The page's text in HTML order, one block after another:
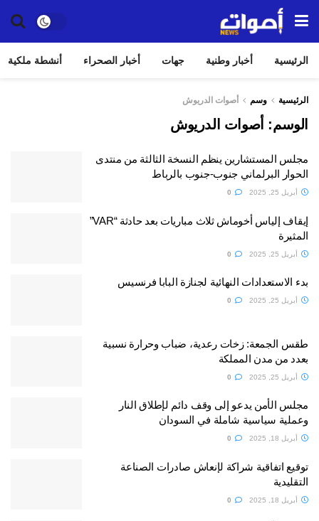
الرئيسية أخبار وطنية جهات أخبار الصحراء أنشطة ملكية
الرئيسية وسم أصوات الدريوش
الوسم: أصوات الدريوش
مجلس المستشارين ينظم النسخة الثالثة من منتدى
الحوار البرلماني جنوب-جنوب بالرباط
أبريل 25, 2025
إيقاف إلياس أخوماش ثلاث مباريات بعد حادثة “VAR”
المثيرة
أبريل 25, 2025
بدء الاستعدادات النهائية لجنازة البابا فرنسيس
أبريل 25, 2025
طقس الجمعة: زخات رعدية، ضباب وحرارة نسبية
بعدد من مدن المملكة
أبريل 25, 2025
مجلس الأمن يدعو إلى وقف دائم لإطلاق النار
وعملية سياسية شاملة في السودان
أبريل 18, 2025
توقيع اتفاقية شراكة لإنعاش صادرات الصناعة
التقليدية
أبريل 18, 2025